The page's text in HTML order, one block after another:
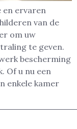
en ervaren
van de
om uw
te geven.
bescherming
Of u nu een
enkele kamer